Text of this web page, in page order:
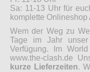
Sa: 11-13 Uhr für
komplette
Wem der Weg zu
Tage im Jahr
Verfügung. Im
www.the-clash.de
kurze Lieferzeiten.